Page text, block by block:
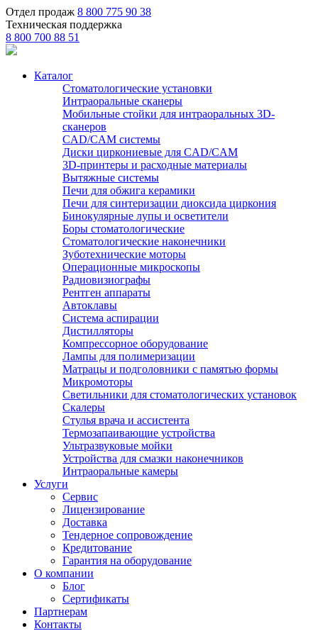
Отдел продаж 8 800 775 90 38
Техническая поддержка
8 800 700 88 51
Каталог
Стоматологические установки
Интраоральные сканеры
Мобильные стойки для интраоральных 3D-
сканеров
CAD/CAM системы
Диски циркониевые для CAD/CAM
3D-принтеры и расходные материалы
Вытяжные системы
Печи для обжига керамики
Печи для синтеризации диоксида циркония
Бинокулярные лупы и осветители
Боры стоматологические
Стоматологические наконечники
Зуботехнические моторы
Операционные микроскопы
Радиовизиографы
Рентген аппараты
Автоклавы
Система аспирации
Дистилляторы
Компрессорное оборудование
Лампы для полимеризации
Матрацы и подголовники с памятью формы
Микромоторы
Светильники для стоматологических установок
Скалеры
Стулья врача и ассистента
Термозапаивающие устройства
Ультразвуковые мойки
Устройства для смазки наконечников
Интраоральные камеры
Услуги
Сервис
Лицензирование
Доставка
Тендерное сопровождение
Кредитование
Гарантия на оборудование
О компании
Блог
Сертификаты
Партнерам
Контакты